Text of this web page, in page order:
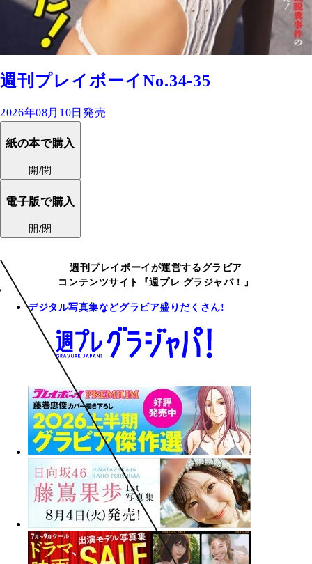
週刊プレイボーイNo.34-35
2026年08月10日発売
紙の本で購入
開/閉
電子版で購入
開/閉
週刊プレイボーイが運営するグラビア
コンテンツサイト『週プレ グラジャパ！』
デジタル写真集などグラビア盛りだくさん!